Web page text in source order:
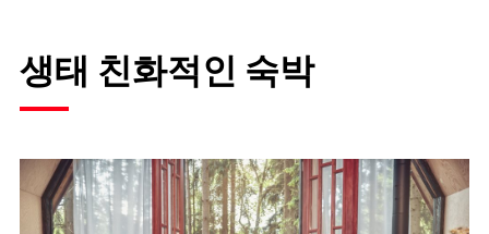
생태 친화적인 숙박